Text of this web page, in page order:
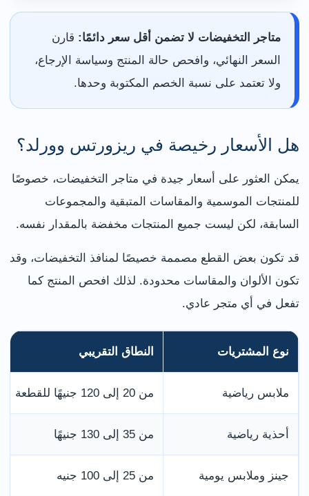
متاجر التخفيضات لا تضمن أقل سعر دائمًا: قارن
السعر النهائي، وافحص حالة المنتج وسياسة الإرجاع،
ولا تعتمد على نسبة الخصم المكتوبة وحدها.
هل الأسعار رخيصة في ريزورتس وورلد؟
يمكن العثور على أسعار جيدة في متاجر التخفيضات، خصوصًا
للمنتجات الموسمية والمقاسات المتبقية والمجموعات
السابقة، لكن ليست جميع المنتجات مخفضة بالمقدار نفسه.
قد تكون بعض القطع مصممة خصيصًا لمنافذ التخفيضات، وقد
تكون الألوان والمقاسات محدودة. لذلك افحص المنتج كما
تفعل في أي متجر عادي.
نوع المشتريات النطاق التقريبي
ملابس رياضية من 20 إلى 120 جنيهًا للقطعة
أحذية رياضية من 35 إلى 130 جنيهًا
جينز وملابس يومية من 25 إلى 100 جنيه